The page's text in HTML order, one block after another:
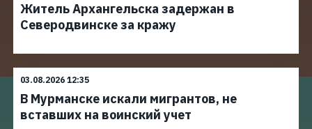
Житель Архангельска задержан в
Северодвинске за кражу
03.08.2026 12:35
В Мурманске искали мигрантов, не
вставших на воинский учет